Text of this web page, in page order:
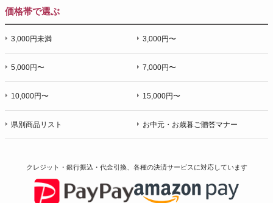
価格帯で選ぶ
3,000円未満 3,000円〜
5,000円〜 7,000円〜
10,000円〜 15,000円〜
県別商品リスト お中元・お歳暮ご贈答マナー
クレジット・銀行振込・代金引換、各種の決済サービスに対応しています